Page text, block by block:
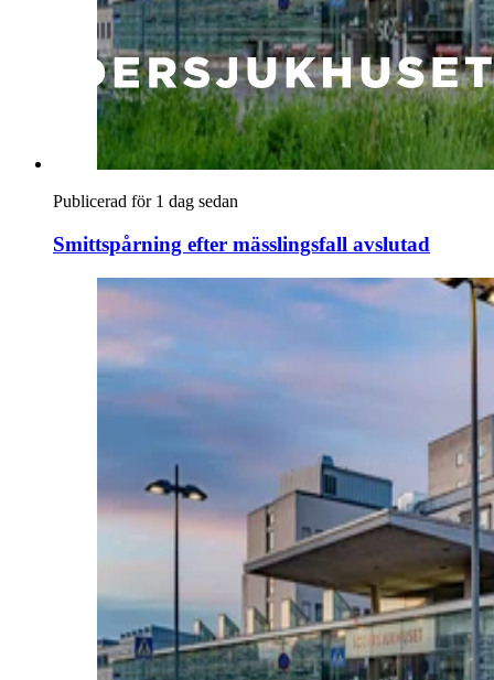
Publicerad för 1 dag sedan
Smittspårning efter mässlingsfall avslutad